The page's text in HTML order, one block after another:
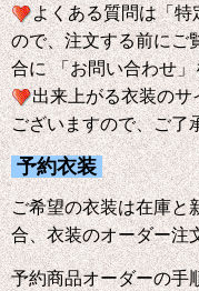
よくある質問は「
ので、注文する前にご
合に 「お問い合わせ
出来上がる衣装の
ございますので、ご了
予約衣装
ご希望の衣装は在庫と
合、衣装のオーダー注
予約商品オーダーの手